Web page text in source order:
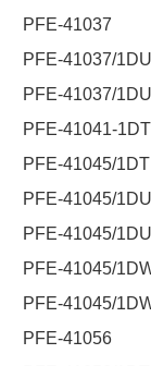
PFE-41037
PFE-41037/1DU
PFE-41037/
PFE-41041-1DT
PFE-41045/1DT
PFE-41045/1DU
PFE-41045/
PFE-41045/
PFE-41045/
PFE-41056